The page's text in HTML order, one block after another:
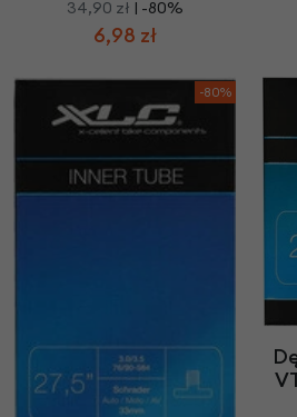
34,90 zł | -80%
6,98 zł
-80%